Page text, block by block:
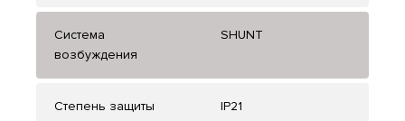
Система
возбуждения
SHUNT
Степень защиты IP21